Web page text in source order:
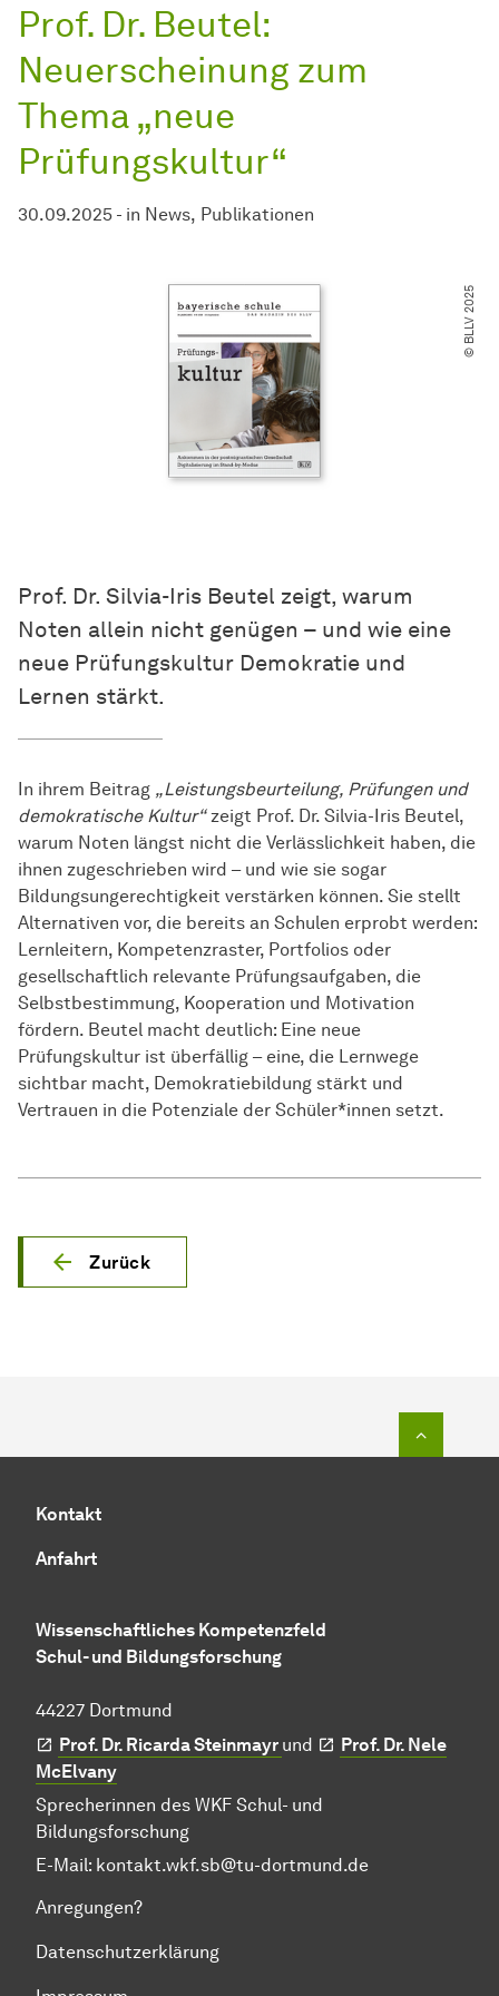
Prof. Dr. Beutel:
Neuerscheinung zum
Thema „neue
Prüfungskultur“
30.09.2025 - in News Publikationen
© BLLV 2025
Prof. Dr. Silvia-Iris Beutel zeigt, warum
Noten allein nicht genügen – und wie eine
neue Prüfungskultur Demokratie und
Lernen stärkt.
In ihrem Beitrag „Leistungsbeurteilung, Prüfungen und
demokratische Kultur“zeigt Prof. Dr. Silvia-Iris Beutel,
warum Noten längst nicht die Verlässlichkeit haben, die
ihnen zugeschrieben wird – und wie sie sogar
Bildungsungerechtigkeit verstärken können. Sie stellt
Alternativen vor, die bereits an Schulen erprobt werden:
Lernleitern, Kompetenzraster, Portfolios oder
gesellschaftlich relevante Prüfungsaufgaben, die
Selbstbestimmung, Kooperation und Motivation
fördern. Beutel macht deutlich: Eine neue
Prüfungskultur ist überfällig – eine, die Lernwege
sichtbar macht, Demokratiebildung stärkt und
Vertrauen in die Potenziale der Schüler*innen setzt.
Zurück
Kontakt
Anfahrt
Wissenschaftliches Kompetenzfeld
Schul- und Bildungsforschung
44227 Dortmund
Prof. Dr. Ricarda Steinmayr und
Prof. Dr. Nele
McElvany
Sprecherinnen des WKF Schul- und
Bildungsforschung
E-Mail: kontakt.wkf.sb@tu-dortmund.de
Anregungen?
Datenschutzerklärung